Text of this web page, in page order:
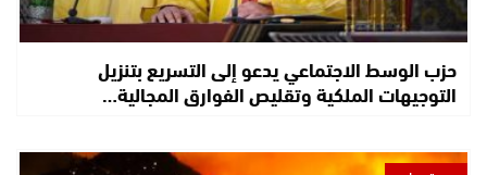
حزب الوسط الاجتماعي يدعو إلى التسريع بتنزيل
التوجيهات الملكية وتقليص الفوارق المجالية…